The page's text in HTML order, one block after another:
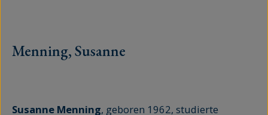
Menning, Susanne
Susanne Menning, geboren 1962, studierte